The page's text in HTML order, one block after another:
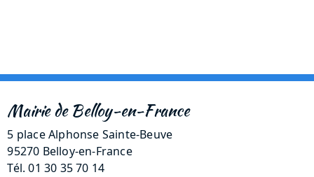
Mairie de Belloy-en-France
5 place Alphonse Sainte-Beuve
95270 Belloy-en-France
Tél. 01 30 35 70 14